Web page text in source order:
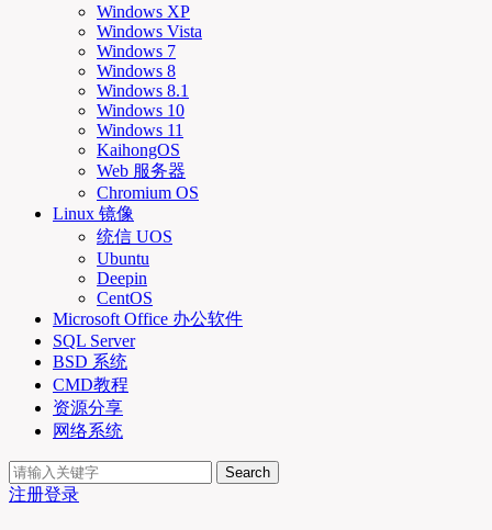
Windows XP
Windows Vista
Windows 7
Windows 8
Windows 8.1
Windows 10
Windows 11
KaihongOS
Web 服务器
Chromium OS
Linux 镜像
统信 UOS
Ubuntu
Deepin
CentOS
Microsoft Office 办公软件
SQL Server
BSD 系统
CMD教程
资源分享
网络系统
Search
注册登录